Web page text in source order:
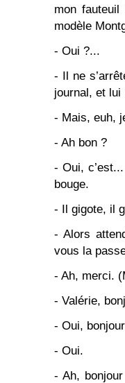
mon
modèle
- Oui ?...
- Il ne
journal, et lui
- Mais, euh,
- Ah bon ?
- Oui,
bouge.
- Il gigote, il
- Alors
vous la
- Ah, merci.
- Valérie,
- Oui,
- Oui.
- Ah,